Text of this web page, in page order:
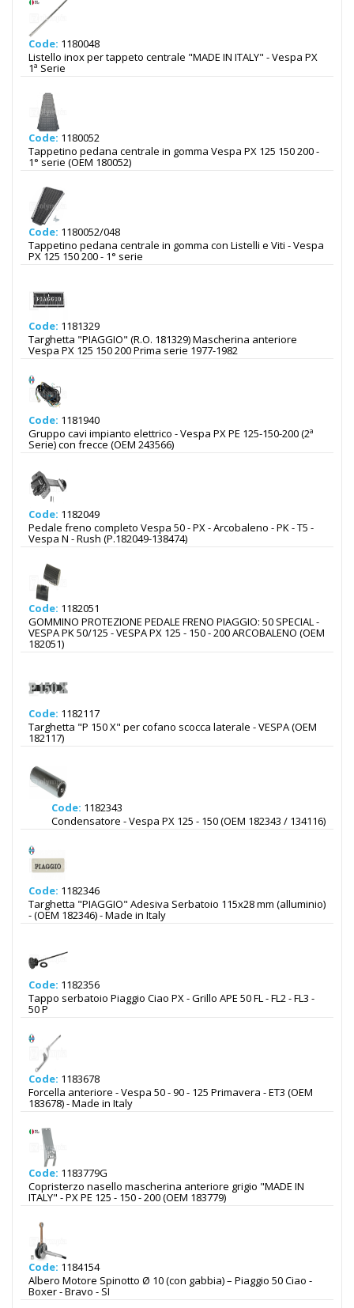
Code: 1180048
Listello inox per tappeto centrale "MADE IN ITALY" - Vespa PX
1ª Serie
Code: 1180052
Tappetino pedana centrale in gomma Vespa PX 125 150 200 -
1° serie (OEM 180052)
Code: 1180052/048
Tappetino pedana centrale in gomma con Listelli e Viti - Vespa
PX 125 150 200 - 1° serie
Code: 1181329
Targhetta "PIAGGIO" (R.O. 181329) Mascherina anteriore
Vespa PX 125 150 200 Prima serie 1977-1982
Code: 1181940
Gruppo cavi impianto elettrico - Vespa PX PE 125-150-200 (2ª
Serie) con frecce (OEM 243566)
Code: 1182049
Pedale freno completo Vespa 50 - PX - Arcobaleno - PK - T5 -
Vespa N - Rush (P.182049-138474)
Code: 1182051
GOMMINO PROTEZIONE PEDALE FRENO PIAGGIO: 50 SPECIAL -
VESPA PK 50/125 - VESPA PX 125 - 150 - 200 ARCOBALENO (OEM
182051)
Code: 1182117
Targhetta "P 150 X" per cofano scocca laterale - VESPA (OEM
182117)
Code: 1182343
Condensatore - Vespa PX 125 - 150 (OEM 182343 / 134116)
Code: 1182346
Targhetta "PIAGGIO" Adesiva Serbatoio 115x28 mm (alluminio)
- (OEM 182346) - Made in Italy
Code: 1182356
Tappo serbatoio Piaggio Ciao PX - Grillo APE 50 FL - FL2 - FL3 -
50 P
Code: 1183678
Forcella anteriore - Vespa 50 - 90 - 125 Primavera - ET3 (OEM
183678) - Made in Italy
Code: 1183779G
Copristerzo nasello mascherina anteriore grigio "MADE IN
ITALY" - PX PE 125 - 150 - 200 (OEM 183779)
Code: 1184154
Albero Motore Spinotto Ø 10 (con gabbia) – Piaggio 50 Ciao -
Boxer - Bravo - SI